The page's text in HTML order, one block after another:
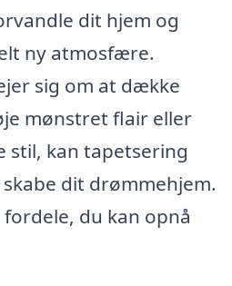
dit hjem og
ny atmosfære.
sig om at dække
mønstret flair eller
stil, kan tapetsering
dit drømmehjem.
du kan opnå